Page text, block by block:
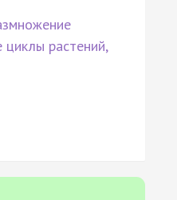
циклы растений,